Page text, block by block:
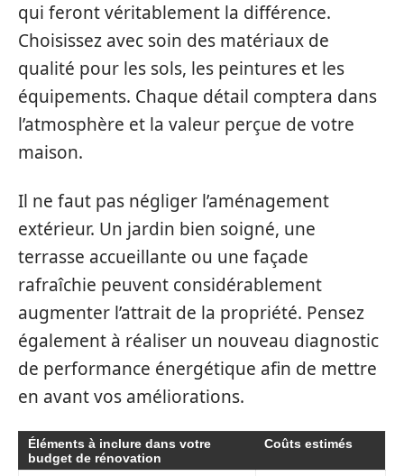
qui feront véritablement la différence.
Choisissez avec soin des matériaux de
qualité pour les sols, les peintures et les
équipements. Chaque détail comptera dans
l’atmosphère et la valeur perçue de votre
maison.
Il ne faut pas négliger l’aménagement
extérieur. Un jardin bien soigné, une
terrasse accueillante ou une façade
rafraîchie peuvent considérablement
augmenter l’attrait de la propriété. Pensez
également à réaliser un nouveau diagnostic
de performance énergétique afin de mettre
en avant vos améliorations.
Éléments à inclure dans votre
budget de rénovation
Coûts estimés